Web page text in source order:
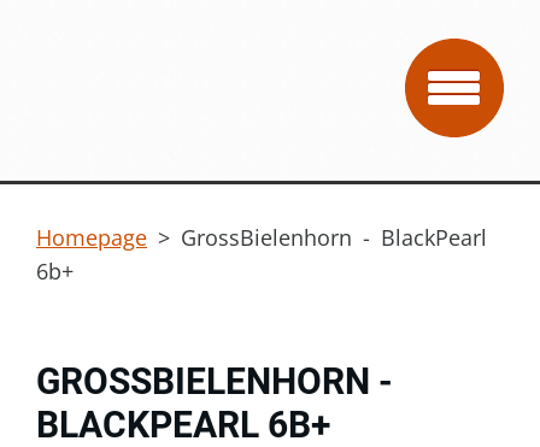
Homepage > GrossBielenhorn - BlackPearl
6b+
GROSSBIELENHORN -
BLACKPEARL 6B+